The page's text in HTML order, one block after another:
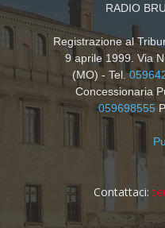
RADIO
Registrazione al
9 aprile 1999. Via
(MO) - Tel.
Concessionaria
059698555
Contattaci: